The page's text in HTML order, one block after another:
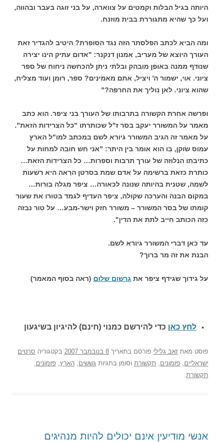
היותה בגיל הבלות וקמטים על צווארה, על בני זוגה בעבר ובהווה,
ועל כך שהיא מתגוררת בבית מוזנח.
ומה הביא לכתב הפלסתר הזה נגד הסופרת? היטיב להגדיר זאת
העורך היוצא של מעריב, אמנון דנקנר: "אדום עתיק הינו יצירה
שנודף ממנה באופן מובהק ובלתי ניתן להכחשה ניחוח של ספר
ציוני. אוי, ישמור ה' ויציל, אתם מאמינים? ספר, רומן ועוד מצליח,
שהוא ציוני. לאן נוליך את החרפה?"
ופרשה אחרת הקשורה בתרבותו של העורך בני ציפר. הוא כתב
מאמר על המשורר יעקב בסר ז"ל שכותרתו "כל הצרידות הזאת".
על מאמר זה הגיב המשורר גיורא לשם במכתב למו"ל הארץ
עמוס שוקן, בו הוא אומר בין היתר: "אני חש חובה למחות על
כתיבתו הנלוזה של עורך תרבות וספרות… כל הצרידות הזאת…
כותרת כזאת ברשימה על אדם שמת בסרטן הרֵאה היא רשעות
לשמהּ, שטנית בהיותה שנונה לכאורה… ציפר מגלה בורות…
במקום הבנה והערכה שקולה, ציפר העדיף לגמד בטורו את שעור
קומתו של בסר המשורר – משורר חזק וישר-מבע… על טור נבזה
כזה הכותב חייב לתת את הדין".
עד כאן דברי המשורר גיורא לשם.
הבנת את זה מר ברוך?
על גידוך שגידף ציפר את גרשום שלום (ראה בסוף המאמר)
לחץ כאן כדי להירשם כמנוי (חינם) להיגיון בשיגעון
פוסט מאת זאב גלילי פורסם בתאריך 8 בנובמבר 2007 בקטגוריה סרטים
ישראליים פזמונים תקשורת וסומן בתגיות גששים הארץ פזמונים
תקשורת
אנשי מודיעין אינם יכולים להיות מנהיגים